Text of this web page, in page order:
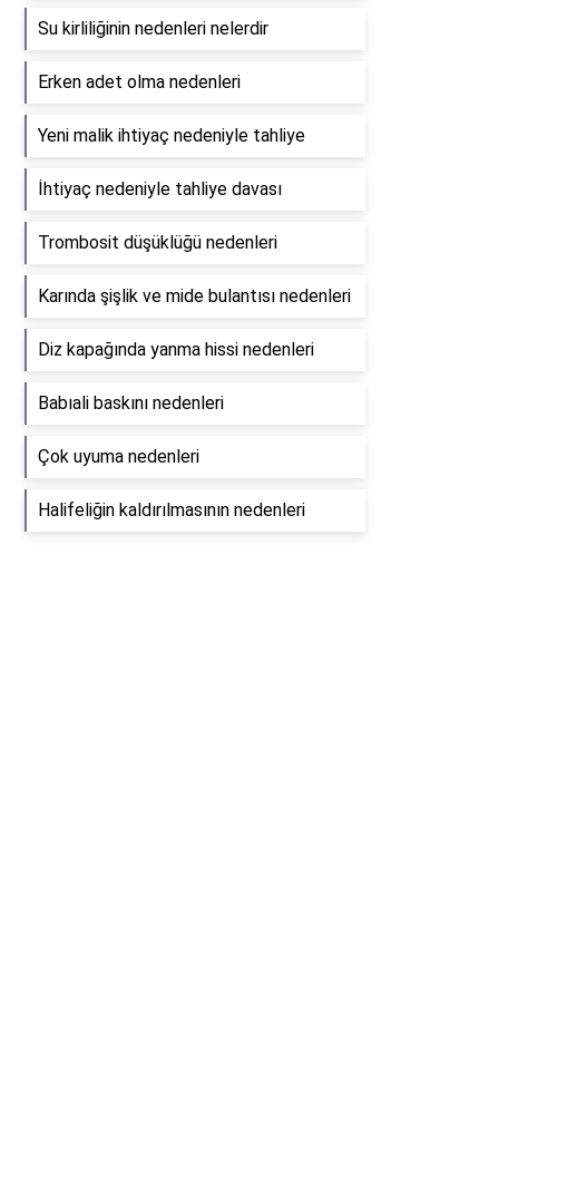
Su kirliliğinin nedenleri nelerdir
Erken adet olma nedenleri
Yeni malik ihtiyaç nedeniyle tahliye
İhtiyaç nedeniyle tahliye davası
Trombosit düşüklüğü nedenleri
Karında şişlik ve mide bulantısı nedenleri
Diz kapağında yanma hissi nedenleri
Babıali baskını nedenleri
Çok uyuma nedenleri
Halifeliğin kaldırılmasının nedenleri